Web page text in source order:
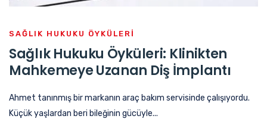
SAĞLIK HUKUKU ÖYKÜLERI
Sağlık Hukuku Öyküleri: Klinikten
Mahkemeye Uzanan Diş İmplantı
Ahmet tanınmış bir markanın araç bakım servisinde çalışıyordu.
Küçük yaşlardan beri bileğinin gücüyle...